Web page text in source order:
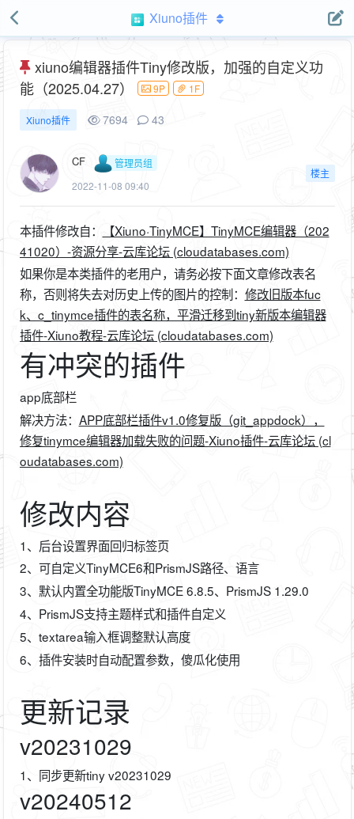
Xiuno插件
xiuno编辑器插件Tiny修改版，加强的自定义功
能（2025.04.27）
9P 1F
Xiuno插件 7694 43
CF
管理员组
2022-11-08 09:40
楼主
本插件修改自：
【Xiuno·TinyMCE】TinyMCE编辑器（202
41020）-资源分享-云库论坛 (cloudatabases.com)
如果你是本类插件的老用户，请务必按下面文章修改表名
称，否则将失去对历史上传的图片的控制： 修改旧版本fuc
k、c_tinymce插件的表名称，平滑迁移到tiny新版本编辑器
插件-Xiuno教程-云库论坛 (cloudatabases.com)
有冲突的插件
app底部栏
解决方法： APP底部栏插件v1.0修复版（git_appdock），
修复tinymce编辑器加载失败的问题-Xiuno插件-云库论坛 (cl
oudatabases.com)
修改内容
1、后台设置界面回归标签页
2、可自定义TinyMCE6和PrismJS路径、语言
3、默认内置全功能版TinyMCE 6.8.5、PrismJS 1.29.0
4、PrismJS支持主题样式和插件自定义
5、textarea输入框调整默认高度
6、插件安装时自动配置参数，傻瓜化使用
更新记录
v20231029
1、同步更新tiny v20231029
v20240512